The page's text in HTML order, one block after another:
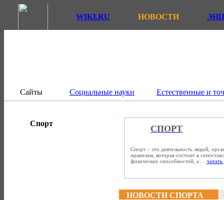
WIKI.RU НОВОСТИ
Сайты Социальные науки Естественные и
Спорт
СПОРТ
Спорт – это деятельность людей,
правилам, которая состоит в
физических способностей, а ... читать
НОВОСТИ СПОРТА